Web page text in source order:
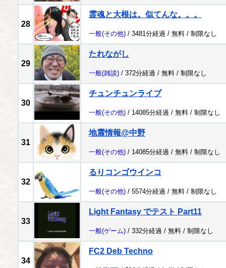
28
霊魂と大根は。似てんな。。。
一般(その他) / 3481分経過 / 無料 / 制限なし
29
たれながし
一般(雑談) / 372分経過 / 無料 / 制限なし
30
チュンチュンライブ
一般(その他) / 14085分経過 / 無料 / 制限なし
31
地震情報@中野
一般(その他) / 14085分経過 / 無料 / 制限なし
32
るりコンゴウインコ
一般(その他) / 5574分経過 / 無料 / 制限なし
33
Light Fantasy でテスト Part11
一般(ゲーム) / 332分経過 / 無料 / 制限なし
34
FC2 Deb Techno